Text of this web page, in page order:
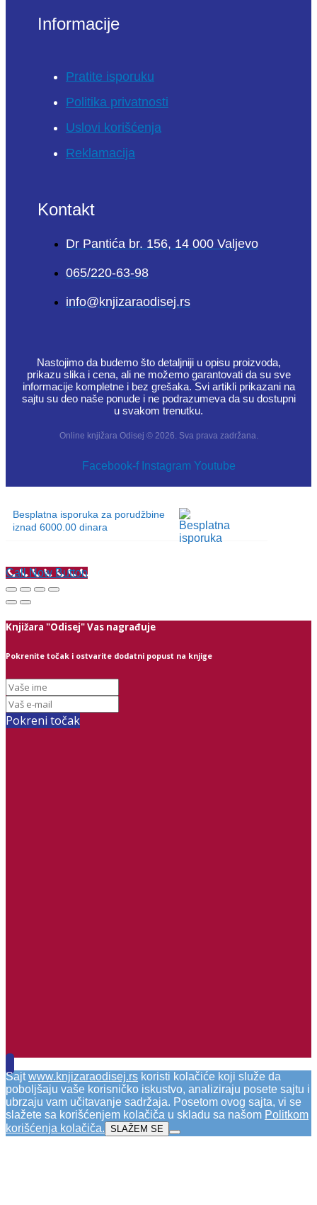
Informacije
Pratite isporuku
Politika privatnosti
Uslovi korišćenja
Reklamacija
Kontakt
Dr Pantića br. 156, 14 000 Valjevo
065/220-63-98
info@knjizaraodisej.rs
Nastojimo da budemo što detaljniji u opisu proizvoda,
prikazu slika i cena, ali ne možemo garantovati da su sve
informacije kompletne i bez grešaka. Svi artikli prikazani na
sajtu su deo naše ponude i ne podrazumeva da su dostupni
u svakom trenutku.
Online knjižara Odisej © 2026. Sva prava zadržana.
Facebook-f Instagram Youtube
Besplatna isporuka za porudžbine
iznad 6000.00 dinara
Call Now Button
Knjižara "Odisej" Vas nagrađuje
Pokrenite točak i ostvarite dodatni popust na knjige
Pokreni točak
Sajtwww.knjizaraodisej.rs koristi kolačiće koji služe da
poboljšaju vaše korisničko iskustvo, analiziraju posete sajtu i
ubrzaju vam učitavanje sadržaja. Posetom ovog sajta, vi se
slažete sa korišćenjem kolačiča u skladu sa našom Politkom
korišćenja kolačiča. SLAŽEM SE